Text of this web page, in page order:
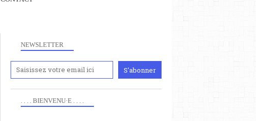
NEWSLETTER
. . . . BIENVENU·E . . . .
Anciennement
www.paris8philo.com, ce site, créé
en 2006 lors du mouvement anti-CPE,